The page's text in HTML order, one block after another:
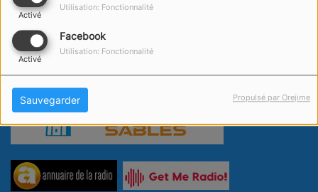
Activé
Utilisation: Fonctionnalité
Facebook
Activé
Utilisation: Fonctionnalité
Sauvegarder Propulsé par Orejime